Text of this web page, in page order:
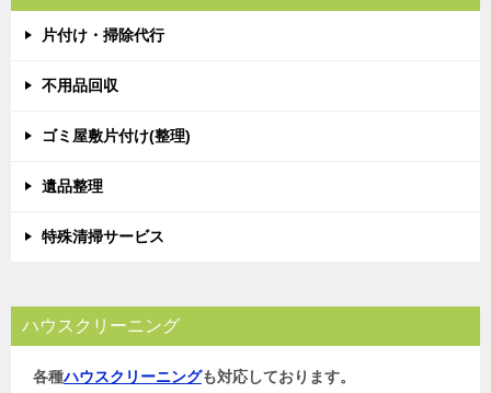
片付け・掃除代行
不用品回収
ゴミ屋敷片付け(整理)
遺品整理
特殊清掃サービス
ハウスクリーニング
各種ハウスクリーニングも対応しております。